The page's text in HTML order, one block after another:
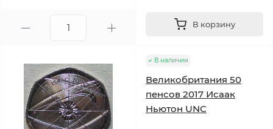
В корзину
В наличии
Великобритания 50
пенсов 2017 Исаак
Ньютон UNC